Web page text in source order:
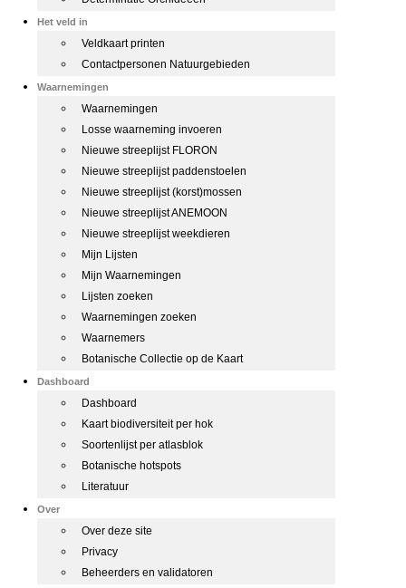
Het veld in
Veldkaart printen
Contactpersonen Natuurgebieden
Waarnemingen
Waarnemingen
Losse waarneming invoeren
Nieuwe streeplijst FLORON
Nieuwe streeplijst paddenstoelen
Nieuwe streeplijst (korst)mossen
Nieuwe streeplijst ANEMOON
Nieuwe streeplijst weekdieren
Mijn Lijsten
Mijn Waarnemingen
Lijsten zoeken
Waarnemingen zoeken
Waarnemers
Botanische Collectie op de Kaart
Dashboard
Dashboard
Kaart biodiversiteit per hok
Soortenlijst per atlasblok
Botanische hotspots
Literatuur
Over
Over deze site
Privacy
Beheerders en validatoren